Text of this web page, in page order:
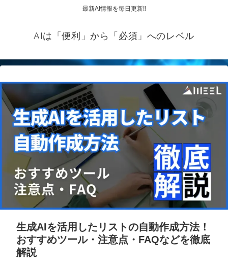
最新AI情報を毎日更新‼
AIは「便利」から「必須」へのレベル
生成AIを活用したリストの自動作成方法！
おすすめツール・注意点・FAQなどを徹底
解説